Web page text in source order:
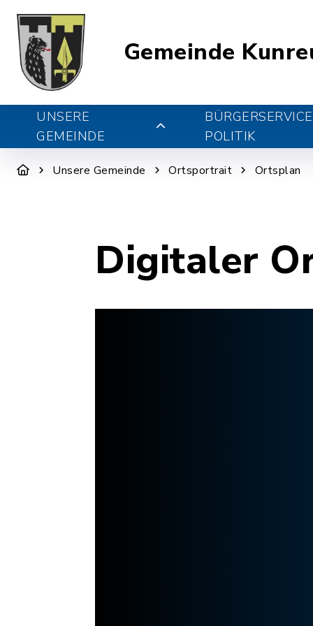
Gemeinde
UNSERE
GEMEINDE
POLITIK
Unsere Gemeinde Ortsportrait Ortsplan
Digitaler